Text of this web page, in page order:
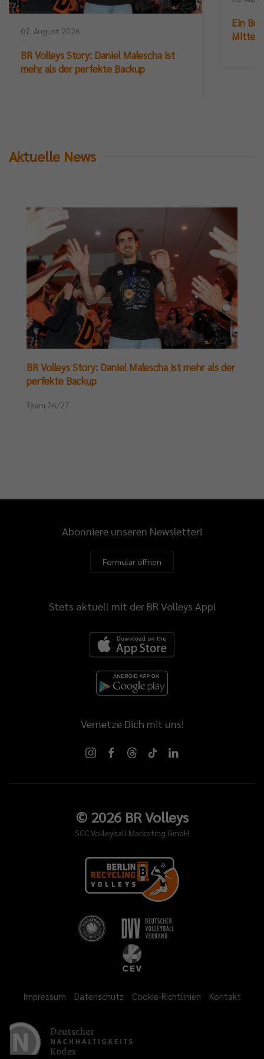
07. August 2026
BR Volleys Story: Daniel Malescha ist
mehr als der perfekte Backup
Ein
Aktuelle News
BR Volleys Story: Daniel Malescha ist mehr als der
perfekte Backup
Team 26/27
Abonniere unseren Newsletter!
Formular öffnen
Stets aktuell mit der BR Volleys App!
Vernetze Dich mit uns!
© 2026BR Volleys
SCC Volleyball Marketing GmbH
Impressum Datenschutz Cookie-Richtlinien Kontakt